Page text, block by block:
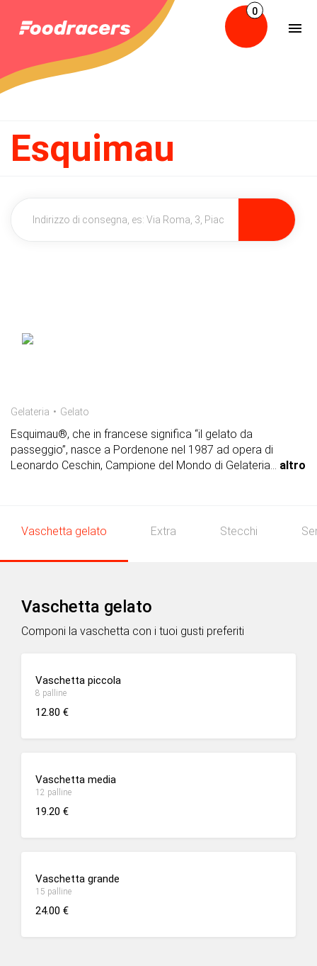
0
Esquimau
Gelateria Gelato
Esquimau®, che in francese significa “il gelato da
passeggio”, nasce a Pordenone nel 1987 ad opera di
Leonardo Ceschin, Campione del Mondo di Gelateria... altro
Vaschetta gelato Extra Stecchi
Vaschetta gelato
Componi la vaschetta con i tuoi gusti preferiti
Vaschetta piccola
8 palline
12.80 €
Vaschetta media
12 palline
19.20 €
Vaschetta grande
15 palline
24.00 €